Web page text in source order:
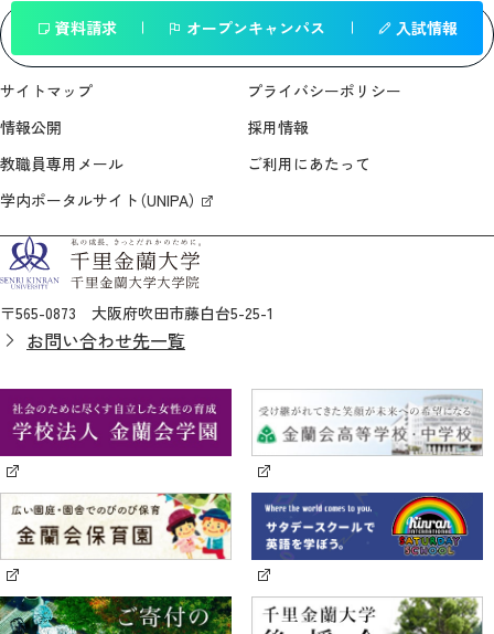
一覧へ戻る
資料請求 オープンキャンパス 入試情報
サイトマップ
プライバシーポリシー
情報公開
採用情報
教職員専用メール
ご利用にあたって
学内ポータルサイト（UNIPA）
〒565-0873 大阪府吹田市藤白台5-25-1
お問い合わせ先一覧